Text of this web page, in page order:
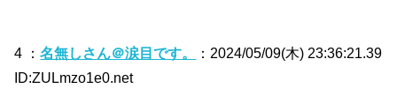
4 ：名無しさん＠涙目です。
：2024/05/09(木) 23:36:21.39
ID:ZULmzo1e0.net